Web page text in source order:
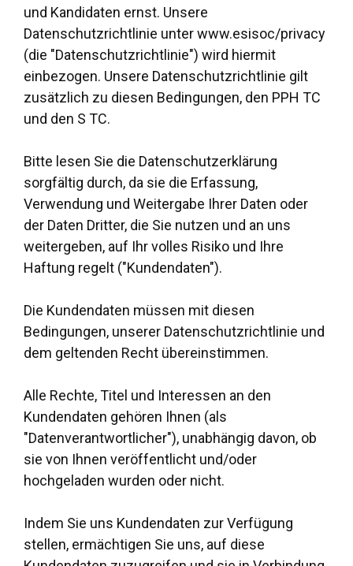
und Kandidaten ernst. Unsere
Datenschutzrichtlinie unter www.esisoc/privacy
(die "Datenschutzrichtlinie") wird hiermit
einbezogen. Unsere Datenschutzrichtlinie gilt
zusätzlich zu diesen Bedingungen, den PPH TC
und den S TC.
Bitte lesen Sie die Datenschutzerklärung
sorgfältig durch, da sie die Erfassung,
Verwendung und Weitergabe Ihrer Daten oder
der Daten Dritter, die Sie nutzen und an uns
weitergeben, auf Ihr volles Risiko und Ihre
Haftung regelt ("Kundendaten").
Die Kundendaten müssen mit diesen
Bedingungen, unserer Datenschutzrichtlinie und
dem geltenden Recht übereinstimmen.
Alle Rechte, Titel und Interessen an den
Kundendaten gehören Ihnen (als
"Datenverantwortlicher"), unabhängig davon, ob
sie von Ihnen veröffentlicht und/oder
hochgeladen wurden oder nicht.
Indem Sie uns Kundendaten zur Verfügung
stellen, ermächtigen Sie uns, auf diese